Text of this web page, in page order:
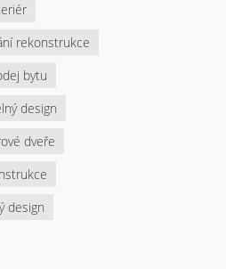
rekonstrukce
bytu
design
dveře
design